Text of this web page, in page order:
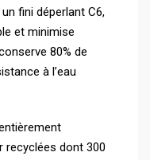
fini déperlant C6,
et minimise
80% de
à l’eau
recyclées dont 300